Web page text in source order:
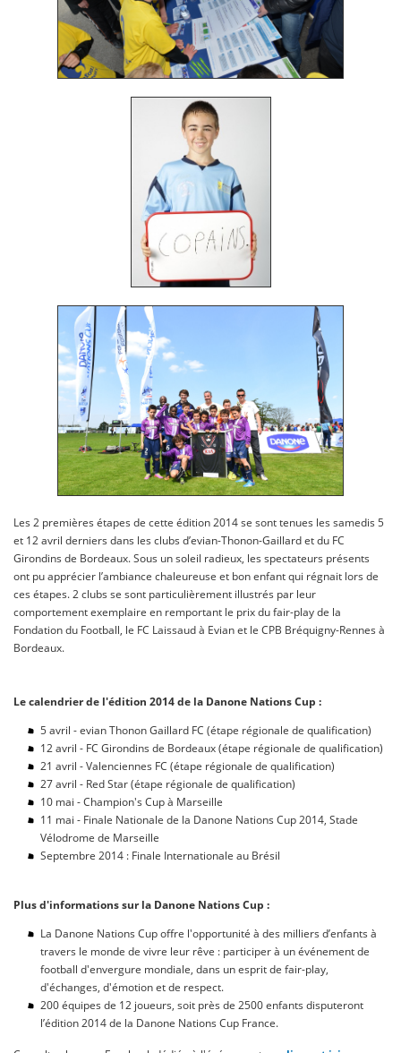
Les 2 premières étapes de cette édition 2014 se sont tenues les samedis 5
et 12 avril derniers dans les clubs d’evian-Thonon-Gaillard et du FC
Girondins de Bordeaux. Sous un soleil radieux, les spectateurs présents
ont pu apprécier l’ambiance chaleureuse et bon enfant qui régnait lors de
ces étapes. 2 clubs se sont particulièrement illustrés par leur
comportement exemplaire en remportant le prix du fair-play de la
Fondation du Football, le FC Laissaud à Evian et le CPB Bréquigny-Rennes à
Bordeaux.
Le calendrier de l'édition 2014 de la Danone Nations Cup :
5 avril - evian Thonon Gaillard FC (étape régionale de qualification)
12 avril - FC Girondins de Bordeaux (étape régionale de qualification)
21 avril - Valenciennes FC (étape régionale de qualification)
27 avril - Red Star (étape régionale de qualification)
10 mai - Champion's Cup à Marseille
11 mai - Finale Nationale de la Danone Nations Cup 2014, Stade
Vélodrome de Marseille
Septembre 2014 : Finale Internationale au Brésil
Plus d'informations sur la Danone Nations Cup :
La Danone Nations Cup offre l'opportunité à des milliers d’enfants à
travers le monde de vivre leur rêve : participer à un événement de
football d'envergure mondiale, dans un esprit de fair-play,
d'échanges, d'émotion et de respect.
200 équipes de 12 joueurs, soit près de 2500 enfants disputeront
l’édition 2014 de la Danone Nations Cup France.